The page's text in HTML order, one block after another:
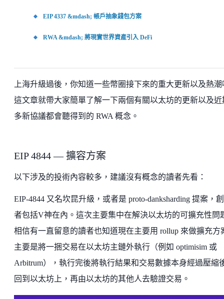
EIP 4337 &mdash; 帳戶抽象錢包方案
RWA &mdash; 將現實世界資產引入 DeFi
上海升級過後，你知道一些幣圈接下來的重大更新以及熱潮
這文章就帶大家簡單了解一下兩個有關以太坊的更新以及近
多新協議都會聽得到的 RWA 概念。
EIP 4844 — 擴容方案
以下涉及的投術內容較多，建議沒有概念的讀者先看：
EIP-4844 又名坎昆升級，或者是 proto-danksharding 提案，
者包括V神在內。這次主要集中在解決以太坊的可擴充性問
相信有一直留意的讀者也知道現在主要用 rollup 來做擴充方
主要是將一捆交易在以太坊主鏈外執行（例如 optimisim 或
Arbitrum），執行完後將執行結果和交易數據本身經過壓縮
回到以太坊上，再由以太坊的其他人去驗證交易。